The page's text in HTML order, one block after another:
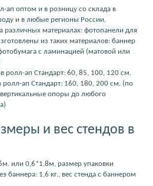
ап оптом и в розницу со склада в
и в любые регионы России.
различных материалах: фотопанели для
из таких материалов: баннер
с ламинацией (матовой или
ролл-ап Стандарт: 60, 85, 100, 120 см.
ролл-ап Стандарт: 160, 180, 200 см. (по
опоры до любого
и вес стендов в
или 0,6*1,8м, размер упаковки
баннера: 1,6 кг., вес стенда с баннером